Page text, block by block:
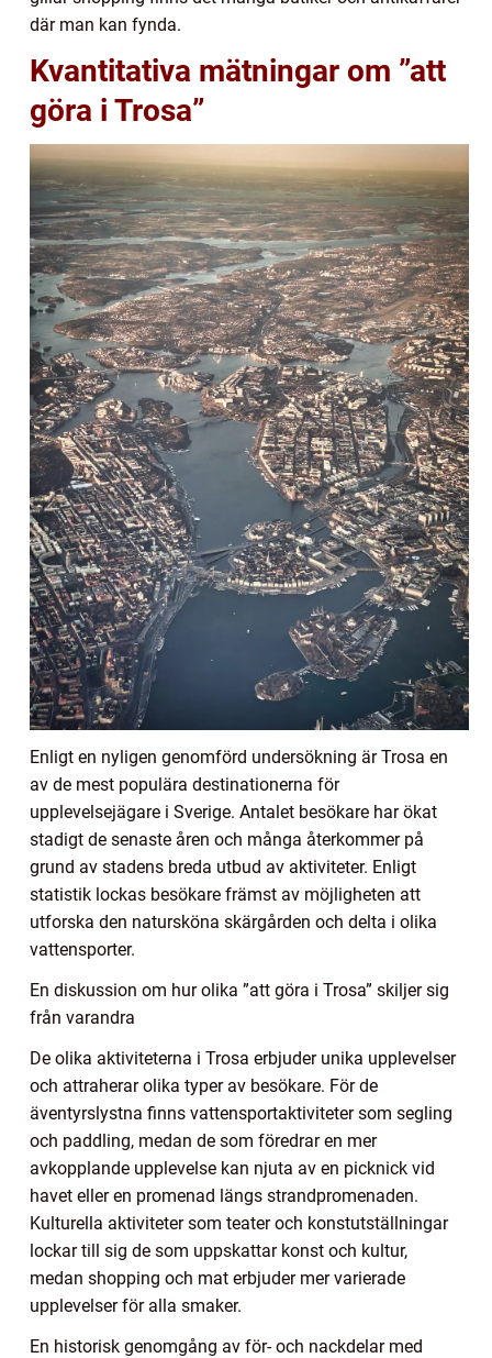
där man kan fynda.
Kvantitativa mätningar om ”att
göra i Trosa”
Enligt en nyligen genomförd undersökning är Trosa en
av de mest populära destinationerna för
upplevelsejägare i Sverige. Antalet besökare har ökat
stadigt de senaste åren och många återkommer på
grund av stadens breda utbud av aktiviteter. Enligt
statistik lockas besökare främst av möjligheten att
utforska den natursköna skärgården och delta i olika
vattensporter.
En diskussion om hur olika ”att göra i Trosa” skiljer sig
från varandra
De olika aktiviteterna i Trosa erbjuder unika upplevelser
och attraherar olika typer av besökare. För de
äventyrslystna finns vattensportaktiviteter som segling
och paddling, medan de som föredrar en mer
avkopplande upplevelse kan njuta av en picknick vid
havet eller en promenad längs strandpromenaden.
Kulturella aktiviteter som teater och konstutställningar
lockar till sig de som uppskattar konst och kultur,
medan shopping och mat erbjuder mer varierade
upplevelser för alla smaker.
En historisk genomgång av för- och nackdelar med